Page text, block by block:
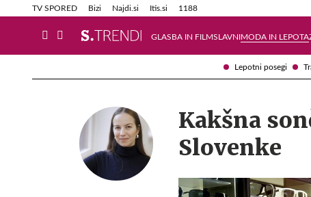
Lepotni posegi
TV SPORED Bizi Najdi.si Itis.si 1188
GLASBA IN FILMSLAVNIMODA IN LEPOTA
Info in obvestila Tehnik
Kakšna
Slovenke